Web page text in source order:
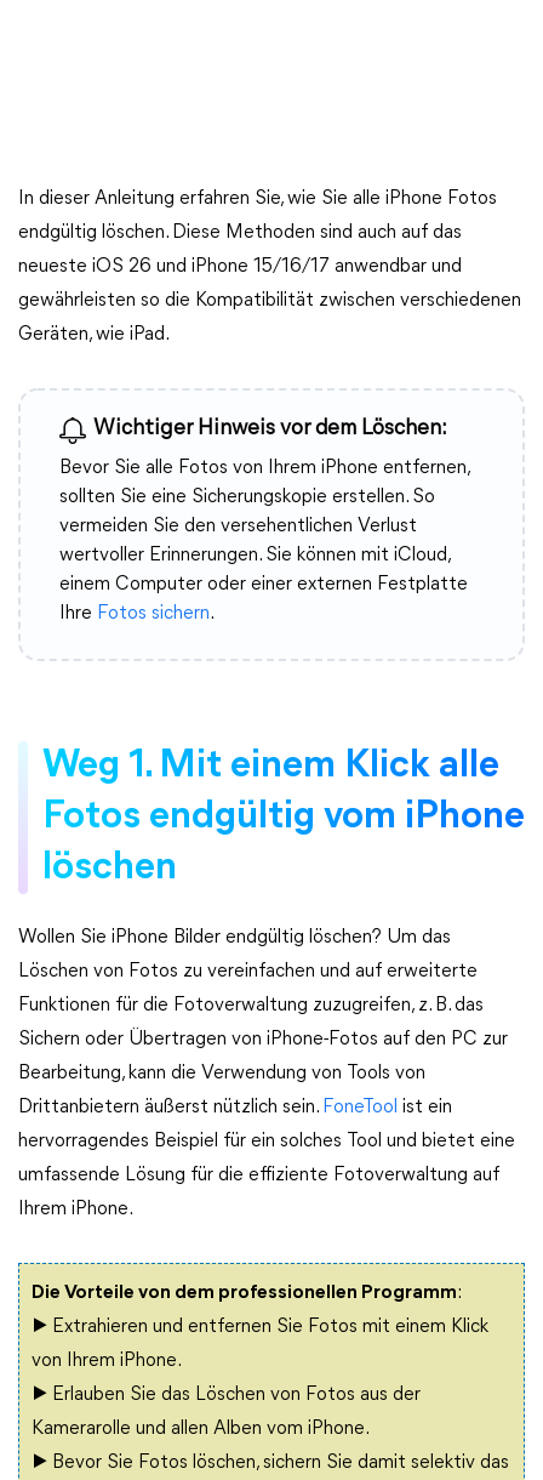
In dieser Anleitung erfahren Sie, wie Sie alle iPhone Fotos
endgültig löschen. Diese Methoden sind auch auf das
neueste iOS 26 und iPhone 15/16/17 anwendbar und
gewährleisten so die Kompatibilität zwischen verschiedenen
Geräten, wie iPad.
Wichtiger Hinweis vor dem Löschen:
Bevor Sie alle Fotos von Ihrem iPhone entfernen,
sollten Sie eine Sicherungskopie erstellen. So
vermeiden Sie den versehentlichen Verlust
wertvoller Erinnerungen. Sie können mit iCloud,
einem Computer oder einer externen Festplatte
Ihre Fotos sichern.
Weg 1. Mit einem Klick alle
Fotos endgültig vom iPhone
löschen
Wollen Sie iPhone Bilder endgültig löschen? Um das
Löschen von Fotos zu vereinfachen und auf erweiterte
Funktionen für die Fotoverwaltung zuzugreifen, z. B. das
Sichern oder Übertragen von iPhone-Fotos auf den PC zur
Bearbeitung, kann die Verwendung von Tools von
Drittanbietern äußerst nützlich sein. FoneTool ist ein
hervorragendes Beispiel für ein solches Tool und bietet eine
umfassende Lösung für die effiziente Fotoverwaltung auf
Ihrem iPhone.
Die Vorteile von dem professionellen Programm:
▶ Extrahieren und entfernen Sie Fotos mit einem Klick
von Ihrem iPhone.
▶ Erlauben Sie das Löschen von Fotos aus der
Kamerarolle und allen Alben vom iPhone.
▶ Bevor Sie Fotos löschen, sichern Sie damit selektiv das